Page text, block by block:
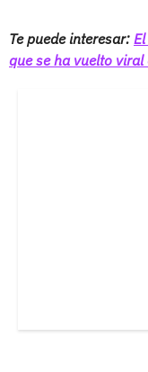
Te puede interesar:
que se ha vuelto